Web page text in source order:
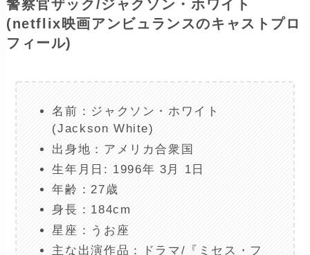
警察官ザック/ジャクソン・ホワイト
(netflix映画アンビュランスのキャストプロ
フィール)
名前：ジャクソン・ホワイト
(Jackson White)
出身地：アメリカ合衆国
生年月日: 1996年 3月 1日
年齢：27歳
身長：184cm
星座：うお座
主な出演作品：ドラマ/『ミセス・フ